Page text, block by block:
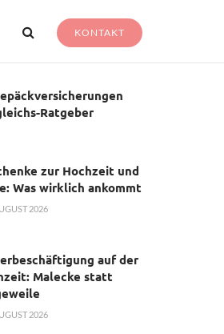
KONTAKT
Ratgeber
zur Hochzeit und
Was wirklich ankommt
2026
auf der
Malecke statt
2026